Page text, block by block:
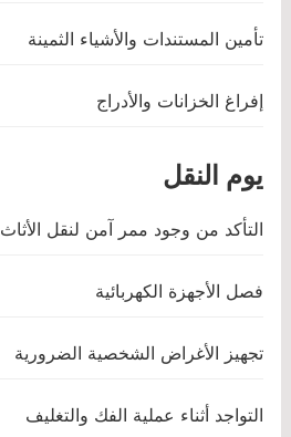
تأمين المستندات والأشياء الثمينة
إفراغ الخزانات والأدراج
يوم النقل
التأكد من وجود ممر آمن لنقل الأثاث
فصل الأجهزة الكهربائية
تجهيز الأغراض الشخصية الضرورية
التواجد أثناء عملية الفك والتغليف